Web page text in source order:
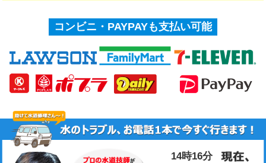
コンビニ・PAYPAYも支払い可能
14時16分